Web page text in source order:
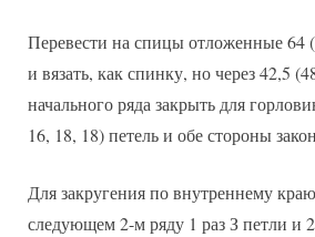
Перевести на спицы отложенные 64
и вязать, как спинку, но через 42,5
начального ряда закрыть для
16, 18, 18) петель и обе стороны
Для закругения по внутреннему
следующем 2-м ряду 1 раз З петли и